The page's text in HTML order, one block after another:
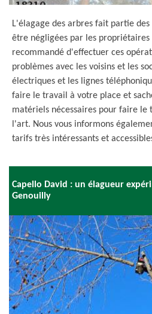
L'élagage des arbres fait partie
être négligées par les
recommandé d'effectuer ces
problèmes avec les voisins et les
électriques et les lignes
faire le travail à votre place et
matériels nécessaires pour faire le
l'art. Nous vous informons
tarifs très intéressants et
Capello David : un élagueur
Genouilly